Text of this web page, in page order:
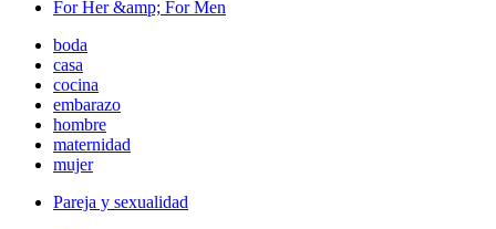
For Her &amp; For Men
boda
casa
cocina
embarazo
hombre
maternidad
mujer
Pareja y sexualidad